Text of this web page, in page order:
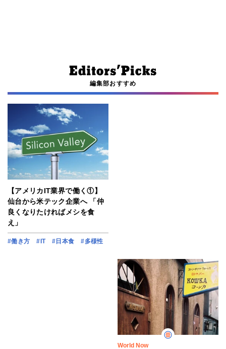
編集部おすすめ
【アメリカIT業界で働く①】
仙台から米テック企業へ 「仲
良くなりたければメシを食
え」
#働き方 #IT #日本食 #多様性
World Now